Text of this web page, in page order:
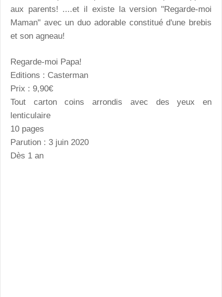
aux parents! ....et il existe la version "Regarde-moi
Maman" avec un duo adorable constitué d'une brebis
et son agneau!
Regarde-moi Papa!
Editions : Casterman
Prix : 9,90€
Tout carton coins arrondis avec des yeux en
lenticulaire
10 pages
Parution : 3 juin 2020
Dès 1 an